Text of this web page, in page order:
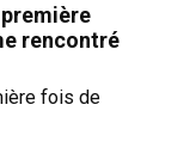
rencontré
fois de